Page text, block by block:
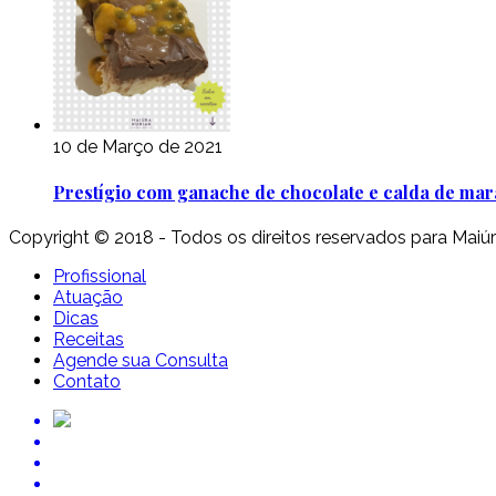
10 de Março de 2021
Prestígio com ganache de chocolate e calda de
Copyright © 2018 - Todos os direitos reservados para
Profissional
Atuação
Dicas
Receitas
Agende sua Consulta
Contato